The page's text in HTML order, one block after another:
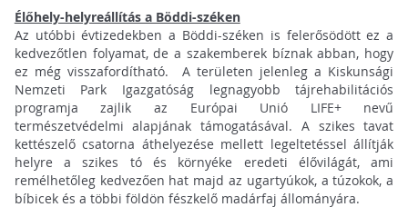
Élőhely-helyreállítás a Böddi-széken
Az utóbbi évtizedekben a Böddi-széken is felerősödött ez a
kedvezőtlen folyamat, de a szakemberek bíznak abban, hogy
ez még visszafordítható. A területen jelenleg a Kiskunsági
Nemzeti Park Igazgatóság legnagyobb tájrehabilitációs
programja zajlik az Európai Unió LIFE+ nevű
természetvédelmi alapjának támogatásával. A szikes tavat
kettészelő csatorna áthelyezése mellett legeltetéssel állítják
helyre a szikes tó és környéke eredeti élővilágát, ami
remélhetőleg kedvezően hat majd az ugartyúkok, a túzokok, a
bíbicek és a többi földön fészkelő madárfaj állományára.